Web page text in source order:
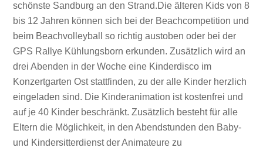
schönste Sandburg an den Strand.Die älteren Kids von 8
bis 12 Jahren können sich bei der Beachcompetition und
beim Beachvolleyball so richtig austoben oder bei der
GPS Rallye Kühlungsborn erkunden. Zusätzlich wird an
drei Abenden in der Woche eine Kinderdisco im
Konzertgarten Ost stattfinden, zu der alle Kinder herzlich
eingeladen sind. Die Kinderanimation ist kostenfrei und
auf je 40 Kinder beschränkt. Zusätzlich besteht für alle
Eltern die Möglichkeit, in den Abendstunden den Baby-
und Kindersitterdienst der Animateure zu